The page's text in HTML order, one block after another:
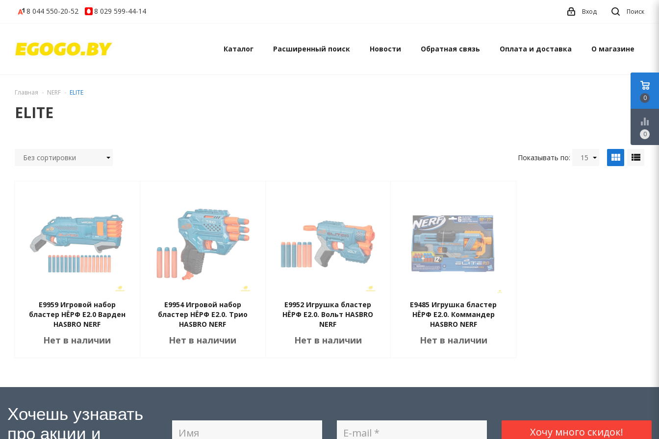
8 044 550-20-52 8 029 599-44-14 Вход Поиск
Каталог Расширенный поиск Новости Обратная связь Оплата и доставка О магазине
0
equalizer
0
Главная NERF ELITE
ELITE
Без сортировки Показывать по: 15 view_module view_list
E9959 Игровой набор
бластер НЁРФ E2.0 Варден
HASBRO NERF
Нет в наличии
E9954 Игровой набор
бластер НЁРФ E2.0. Трио
HASBRO NERF
Нет в наличии
E9952 Игрушка бластер
НЁРФ E2.0. Вольт HASBRO
NERF
Нет в наличии
E9485 Игрушка бластер
НЁРФ E2.0. Коммандер
HASBRO NERF
Нет в наличии
Хочешь узнавать
про акции и